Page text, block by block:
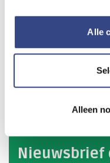
Alle
Alleen
Nieuwsbrief
vragen over het
de berekening van de
Neem contact op